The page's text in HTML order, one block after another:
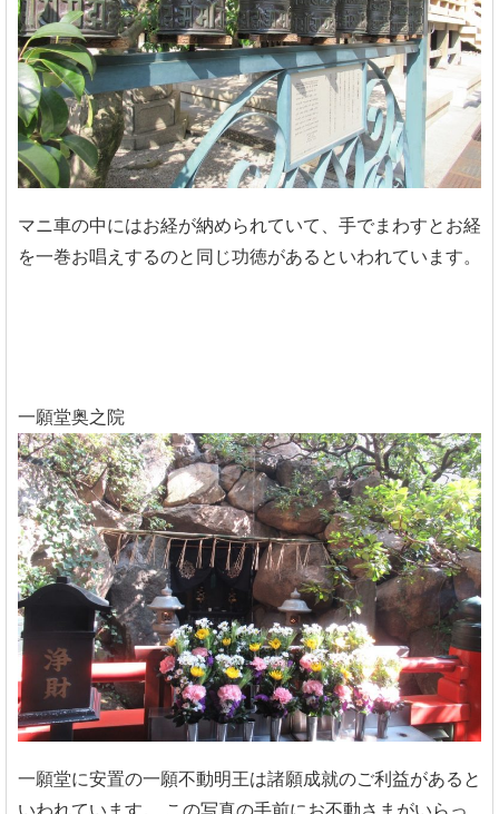
マニ車の中にはお経が納められていて、手でまわすとお経
を一巻お唱えするのと同じ功徳があるといわれています。
一願堂奥之院
一願堂に安置の一願不動明王は諸願成就のご利益があると